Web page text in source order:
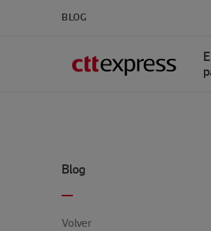
BLOG
Blog
Volver